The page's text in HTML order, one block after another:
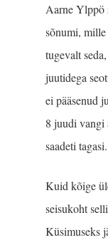
Aarne Ylppö
sõnumi, mille
tugevalt
juutidega
ei pääsenud
8 juudi vangi
saadeti tagasi.
Kuid kõige
seisukoht
Küsimuseks